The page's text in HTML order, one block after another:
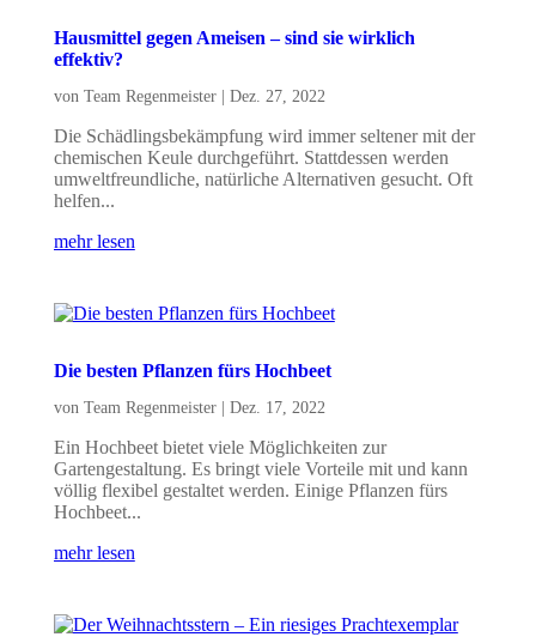
Hausmittel gegen Ameisen – sind sie wirklich
effektiv?
von Team Regenmeister| Dez. 27, 2022
Die Schädlingsbekämpfung wird immer seltener mit der
chemischen Keule durchgeführt. Stattdessen werden
umweltfreundliche, natürliche Alternativen gesucht. Oft
helfen...
mehr lesen
Die besten Pflanzen fürs Hochbeet
von Team Regenmeister| Dez. 17, 2022
Ein Hochbeet bietet viele Möglichkeiten zur
Gartengestaltung. Es bringt viele Vorteile mit und kann
völlig flexibel gestaltet werden. Einige Pflanzen fürs
Hochbeet...
mehr lesen